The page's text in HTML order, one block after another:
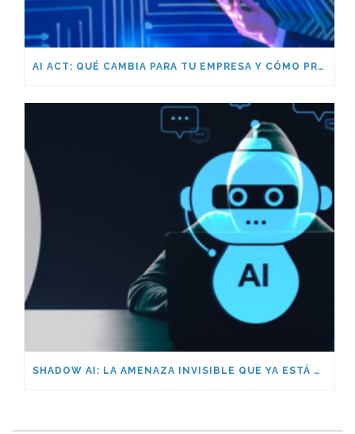
AI ACT: QUÉ CAMBIA PARA TU EMPRESA Y CÓMO PREPARARTE
SHADOW AI: LA AMENAZA INVISIBLE QUE YA ESTÁ DENTRO DE TU EMPRESA